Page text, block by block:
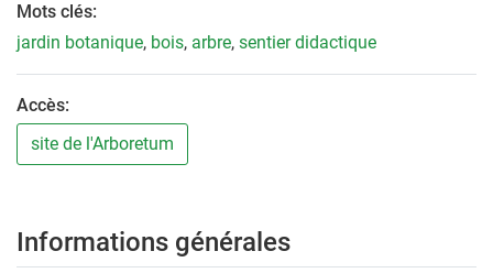
Mots clés:
jardin botanique, bois, arbre, sentier didactique
Accès:
site de l'Arboretum
Informations générales